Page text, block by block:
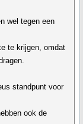
wel tegen een
te krijgen, omdat
standpunt voor
ook de